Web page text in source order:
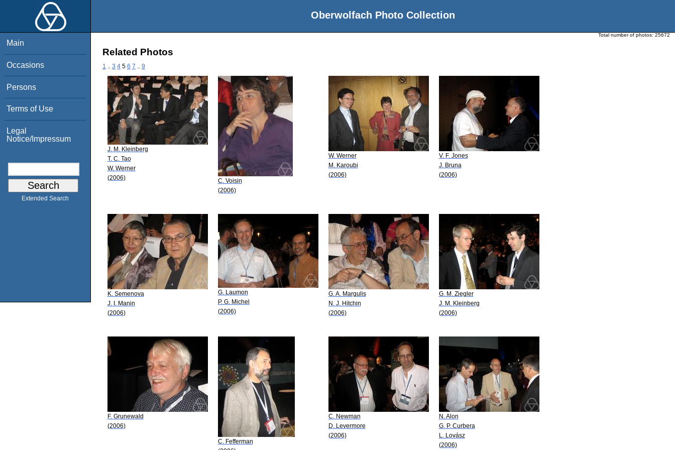
Oberwolfach Photo Collection
Main
Occasions
Persons
Terms of Use
Legal
Notice/Impressum
Extended Search
Total number of photos: 25672
Related Photos
1 3 4 5 6 7 9
J. M. Kleinberg
T. C. Tao
W. Werner
(2006)
C. Voisin
(2006)
W. Werner
M. Karoubi
(2006)
V. F. Jones
J. Bruna
(2006)
K. Semenova
J. I. Manin
(2006)
G. Laumon
P. G. Michel
(2006)
G. A. Margulis
N. J. Hitchin
(2006)
G. M. Ziegler
J. M. Kleinberg
(2006)
F. Grunewald
(2006)
C. Fefferman
C. Newman
D. Levermore
(2006)
N. Alon
G. P. Curbera
L. Lovász
(2006)